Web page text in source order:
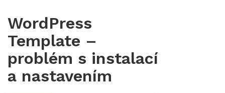
WordPress
Template –
problém s instalací
a nastavením